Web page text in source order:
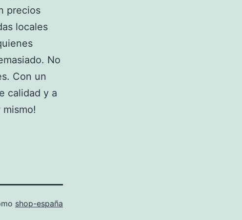
precios
locales
No
Con un
calidad y a
shop-españa